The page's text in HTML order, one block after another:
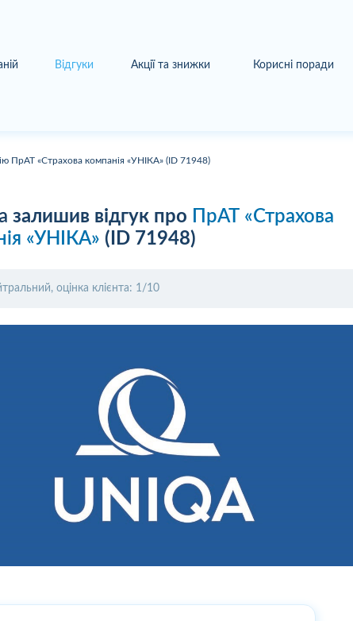
Відгуки Акції та знижки Корисні поради
ПрАТ «Страхова компанія «УНІКА» (ID 71948)
залишив відгук про
ПрАТ «Страхова
«УНІКА» (ID 71948)
оцінка клієнта: 1/10